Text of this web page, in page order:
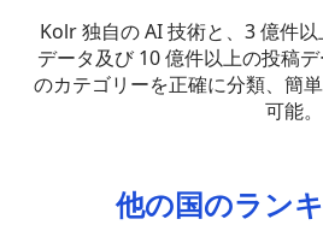
Kolr 独自の AI 技術と、3 億件
データ及び 10 億件以上の投稿
のカテゴリーを正確に分類、簡
可能。
他の国のラン